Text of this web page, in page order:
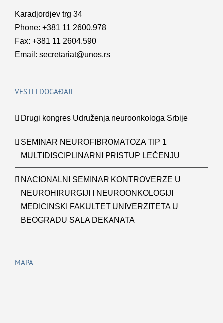
Karadjordjev trg 34
Phone: +381 11 2600.978
Fax: +381 11 2604.590
Email: secretariat@unos.rs
VESTI I DOGAĐAJI
Drugi kongres Udruženja neuroonkologa Srbije
SEMINAR NEUROFIBROMATOZA TIP 1
MULTIDISCIPLINARNI PRISTUP LEČENJU
NACIONALNI SEMINAR KONTROVERZE U
NEUROHIRURGIJI I NEUROONKOLOGIJI
MEDICINSKI FAKULTET UNIVERZITETA U
BEOGRADU SALA DEKANATA
MAPA